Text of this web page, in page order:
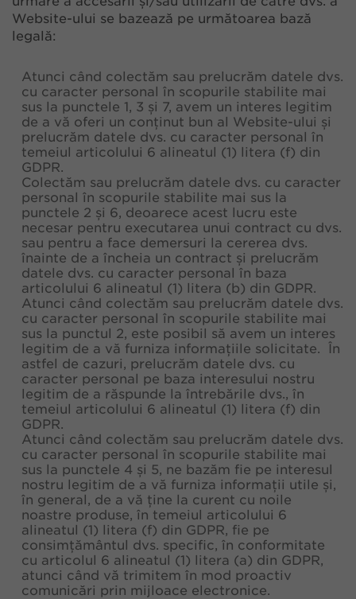
Website-ului se bazează pe următoarea bază
legală:
Atunci când colectăm sau prelucrăm datele dvs.
cu caracter personal în scopurile stabilite mai
sus la punctele 1, 3 și 7, avem un interes legitim
de a vă oferi un conținut bun al Website-ului și
prelucrăm datele dvs. cu caracter personal în
temeiul articolului 6 alineatul (1) litera (f) din
GDPR.
Colectăm sau prelucrăm datele dvs. cu caracter
personal în scopurile stabilite mai sus la
punctele 2 și 6, deoarece acest lucru este
necesar pentru executarea unui contract cu dvs.
sau pentru a face demersuri la cererea dvs.
înainte de a încheia un contract și prelucrăm
datele dvs. cu caracter personal în baza
articolului 6 alineatul (1) litera (b) din GDPR.
Atunci când colectăm sau prelucrăm datele dvs.
cu caracter personal în scopurile stabilite mai
sus la punctul 2, este posibil să avem un interes
legitim de a vă furniza informațiile solicitate. În
astfel de cazuri, prelucrăm datele dvs. cu
caracter personal pe baza interesului nostru
legitim de a răspunde la întrebările dvs., în
temeiul articolului 6 alineatul (1) litera (f) din
GDPR.
Atunci când colectăm sau prelucrăm datele dvs.
cu caracter personal în scopurile stabilite mai
sus la punctele 4 și 5, ne bazăm fie pe interesul
nostru legitim de a vă furniza informații utile și,
în general, de a vă ține la curent cu noile
noastre produse, în temeiul articolului 6
alineatul (1) litera (f) din GDPR, fie pe
consimțământul dvs. specific, în conformitate
cu articolul 6 alineatul (1) litera (a) din GDPR,
atunci când vă trimitem în mod proactiv
comunicări prin mijloace electronice.